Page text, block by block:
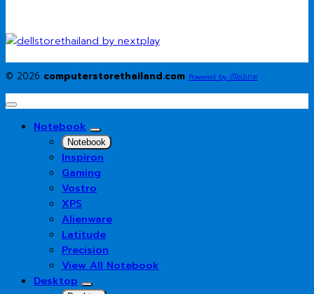
© 2026 computerstorethailand.com Powered by ดีไซน์เทพ
Notebook
Notebook
Inspiron
Gaming
Vostro
XPS
Alienware
Latitude
Precision
View All Notebook
Desktop